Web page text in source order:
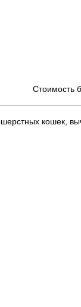
Стоимость
кошек,